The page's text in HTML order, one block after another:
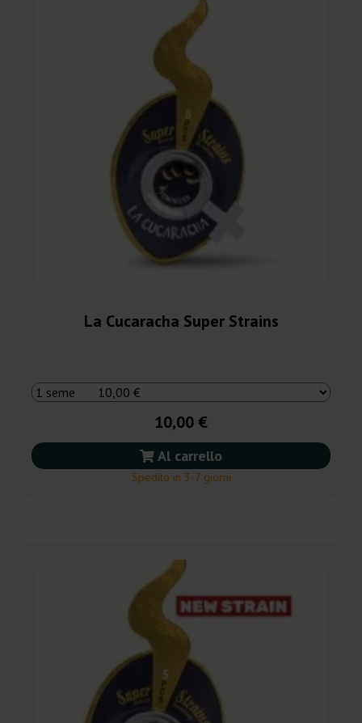
La Cucaracha Super Strains
10,00 €
Al carrello
Spedito in 3-7 giorni